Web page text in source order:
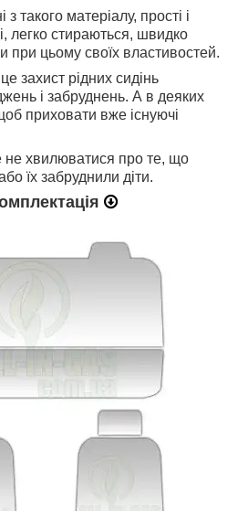
такого матеріалу, прості і
легко стираються, швидко
при цьому своїх властивостей.
захист рідних сидінь
і забруднень. А в деяких
приховати вже існуючі
хвилюватися про те, що
їх забруднили діти.